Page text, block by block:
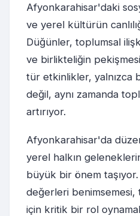
Afyonkarahisar'daki
ve yerel kültürün
Düğünler, toplumsal
ve birlikteliğin
tür etkinlikler, yalnızca
değil, aynı zamanda
artırıyor.
Afyonkarahisar'da
yerel halkın
büyük bir önem
değerleri
için kritik bir rol